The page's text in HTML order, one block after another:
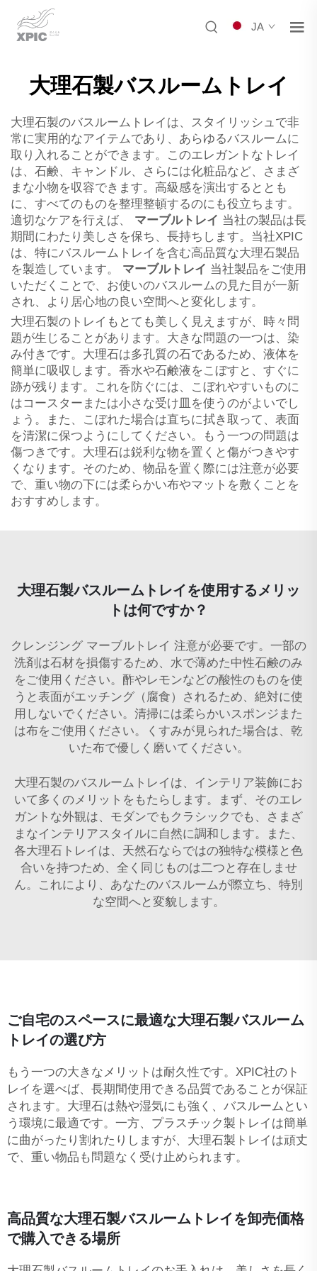
JA
大理石製バスルームトレイ
大理石製のバスルームトレイは、スタイリッシュで非
常に実用的なアイテムであり、あらゆるバスルームに
取り入れることができます。このエレガントなトレイ
は、石鹸、キャンドル、さらには化粧品など、さまざ
まな小物を収容できます。高級感を演出するととも
に、すべてのものを整理整頓するのにも役立ちます。
適切なケアを行えば、 マーブルトレイ 当社の製品は長
期間にわたり美しさを保ち、長持ちします。当社XPIC
は、特にバスルームトレイを含む高品質な大理石製品
を製造しています。 マーブルトレイ 当社製品をご使用
いただくことで、お使いのバスルームの見た目が一新
され、より居心地の良い空間へと変化します。
大理石製のトレイもとても美しく見えますが、時々問
題が生じることがあります。大きな問題の一つは、染
み付きです。大理石は多孔質の石であるため、液体を
簡単に吸収します。香水や石鹸液をこぼすと、すぐに
跡が残ります。これを防ぐには、こぼれやすいものに
はコースターまたは小さな受け皿を使うのがよいでし
ょう。また、こぼれた場合は直ちに拭き取って、表面
を清潔に保つようにしてください。もう一つの問題は
傷つきです。大理石は鋭利な物を置くと傷がつきやす
くなります。そのため、物品を置く際には注意が必要
で、重い物の下には柔らかい布やマットを敷くことを
おすすめします。
大理石製バスルームトレイを使用するメリッ
トは何ですか？
クレンジング マーブルトレイ 注意が必要です。一部の
洗剤は石材を損傷するため、水で薄めた中性石鹸のみ
をご使用ください。酢やレモンなどの酸性のものを使
うと表面がエッチング（腐食）されるため、絶対に使
用しないでください。清掃には柔らかいスポンジまた
は布をご使用ください。くすみが見られた場合は、乾
いた布で優しく磨いてください。
大理石製のバスルームトレイは、インテリア装飾にお
いて多くのメリットをもたらします。まず、そのエレ
ガントな外観は、モダンでもクラシックでも、さまざ
まなインテリアスタイルに自然に調和します。また、
各大理石トレイは、天然石ならではの独特な模様と色
合いを持つため、全く同じものは二つと存在しませ
ん。これにより、あなたのバスルームが際立ち、特別
な空間へと変貌します。
ご自宅のスペースに最適な大理石製バスルーム
トレイの選び方
もう一つの大きなメリットは耐久性です。XPIC社のト
レイを選べば、長期間使用できる品質であることが保証
されます。大理石は熱や湿気にも強く、バスルームとい
う環境に最適です。一方、プラスチック製トレイは簡単
に曲がったり割れたりしますが、大理石製トレイは頑丈
で、重い物品も問題なく受け止められます。
高品質な大理石製バスルームトレイを卸売価格
で購入できる場所